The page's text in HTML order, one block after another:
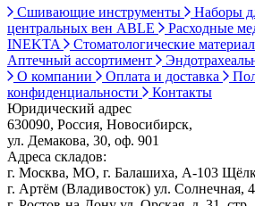
Сшивающие инструменты
Наборы
центральных вен ABLE
Расходные
INEKTA
Стоматологические
Аптечный ассортимент
О компании
Оплата и доставка
конфиденциальности
Контакты
Юридический адрес
630090, Россия, Новосибирск,
ул. Демакова, 30, оф. 901
Адреса складов:
г. Москва, МО, г. Балашиха, А-103
г. Артём (Владивосток) ул. Солнечная,